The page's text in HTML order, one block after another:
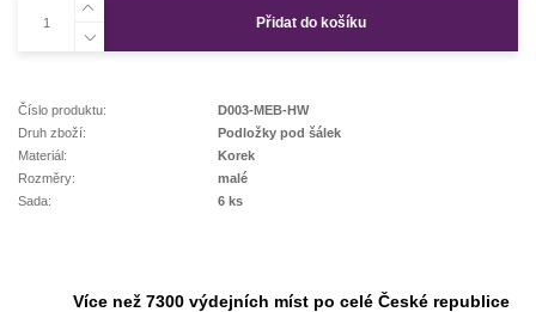
Přidat do košíku
Číslo produktu:
D003-MEB-HW
Druh zboží:
Podložky pod šálek
Materiál:
Korek
Rozměry:
malé
Sada:
6 ks
Více než 7300 výdejních míst po celé České republice